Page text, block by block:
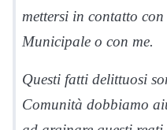
mettersi in contatto
Municipale o con me.
Questi fatti delittuosi
Comunità dobbiamo